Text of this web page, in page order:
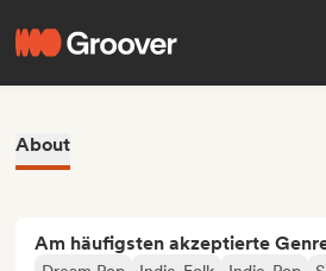
About
Am häufigsten akzeptierte